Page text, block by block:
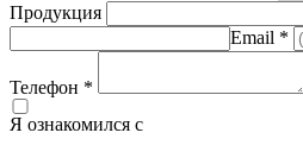
Продукция
Email *
Телефон *
Я ознакомился с